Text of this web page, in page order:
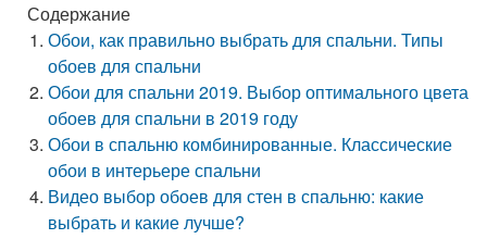
Содержание
Обои, как правильно выбрать для спальни. Типы
обоев для спальни
Обои для спальни 2019. Выбор оптимального цвета
обоев для спальни в 2019 году
Обои в спальню комбинированные. Классические
обои в интерьере спальни
Видео выбор обоев для стен в спальню: какие
выбрать и какие лучше?